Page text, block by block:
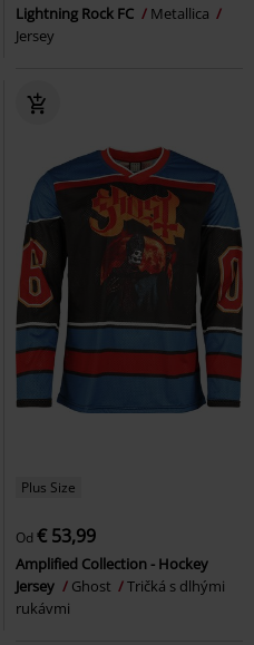
Lightning Rock FC
Metallica
Jersey
Plus Size
Od € 53,99
Amplified Collection - Hockey
Jersey
Ghost
Tričká s dlhými
rukávmi